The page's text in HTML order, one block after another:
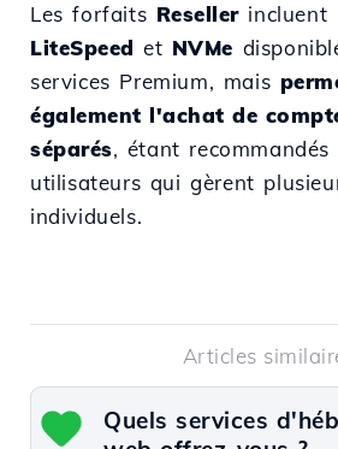
Les forfaits Resellerincluent
LiteSpeed et NVMe
services Premium, mais
également l'achat de
séparés, étant
utilisateurs qui gèrent
individuels.
Articles
Quels services